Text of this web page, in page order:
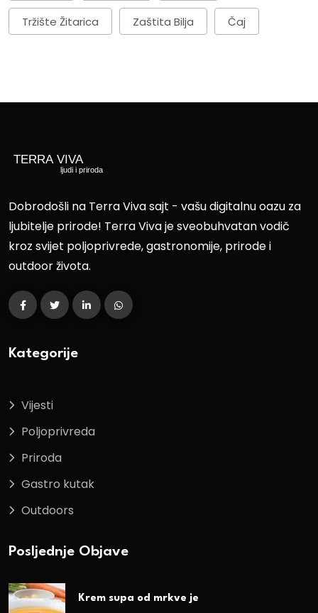
Tržište Žitarica Zaštita Bilja Čaj
Dobrodošli na Terra Viva sajt - vašu digitalnu oazu za
ljubitelje prirode! Terra Viva je sveobuhvatan vodič
kroz svijet poljoprivrede, gastronomije, prirode i
outdoor života.
Kategorije
Vijesti
Poljoprivreda
Priroda
Gastro kutak
Outdoors
Posljednje Objave
Krem supa od mrkve je